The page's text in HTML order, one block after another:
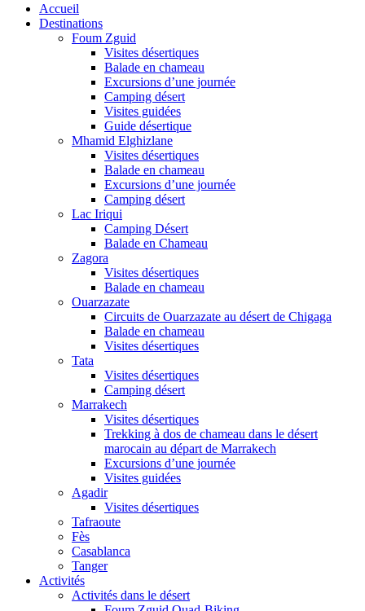
Accueil
Destinations
Foum Zguid
Visites désertiques
Balade en chameau
Excursions d’une journée
Camping désert
Visites guidées
Guide désertique
Mhamid Elghizlane
Visites désertiques
Balade en chameau
Excursions d’une journée
Camping désert
Lac Iriqui
Camping Désert
Balade en Chameau
Zagora
Visites désertiques
Balade en chameau
Ouarzazate
Circuits de Ouarzazate au désert de Chigaga
Balade en chameau
Visites désertiques
Tata
Visites désertiques
Camping désert
Marrakech
Visites désertiques
Trekking à dos de chameau dans le désert
marocain au départ de Marrakech
Excursions d’une journée
Visites guidées
Agadir
Visites désertiques
Tafraoute
Fès
Casablanca
Tanger
Activités
Activités dans le désert